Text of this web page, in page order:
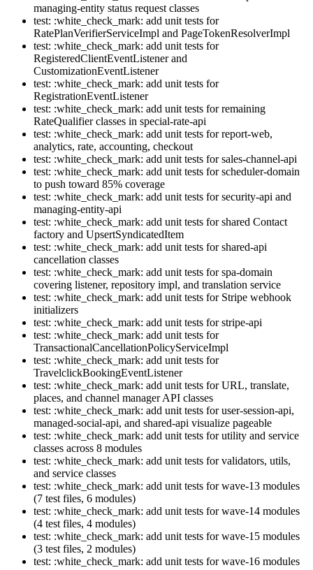
managing-entity status request classes
test: :white_check_mark: add unit tests for
RatePlanVerifierServiceImpl and PageTokenResolverImpl
test: :white_check_mark: add unit tests for
RegisteredClientEventListener and
CustomizationEventListener
test: :white_check_mark: add unit tests for
RegistrationEventListener
test: :white_check_mark: add unit tests for remaining
RateQualifier classes in special-rate-api
test: :white_check_mark: add unit tests for report-web,
analytics, rate, accounting, checkout
test: :white_check_mark: add unit tests for sales-channel-api
test: :white_check_mark: add unit tests for scheduler-domain
to push toward 85% coverage
test: :white_check_mark: add unit tests for security-api and
managing-entity-api
test: :white_check_mark: add unit tests for shared Contact
factory and UpsertSyndicatedItem
test: :white_check_mark: add unit tests for shared-api
cancellation classes
test: :white_check_mark: add unit tests for spa-domain
covering listener, repository impl, and translation service
test: :white_check_mark: add unit tests for Stripe webhook
initializers
test: :white_check_mark: add unit tests for stripe-api
test: :white_check_mark: add unit tests for
TransactionalCancellationPolicyServiceImpl
test: :white_check_mark: add unit tests for
TravelclickBookingEventListener
test: :white_check_mark: add unit tests for URL, translate,
places, and channel manager API classes
test: :white_check_mark: add unit tests for user-session-api,
managed-social-api, and shared-api visualize pageable
test: :white_check_mark: add unit tests for utility and service
classes across 8 modules
test: :white_check_mark: add unit tests for validators, utils,
and service classes
test: :white_check_mark: add unit tests for wave-13 modules
(7 test files, 6 modules)
test: :white_check_mark: add unit tests for wave-14 modules
(4 test files, 4 modules)
test: :white_check_mark: add unit tests for wave-15 modules
(3 test files, 2 modules)
test: :white_check_mark: add unit tests for wave-16 modules